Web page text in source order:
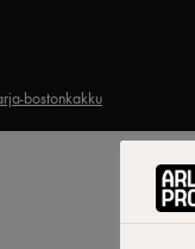
bostonkakku